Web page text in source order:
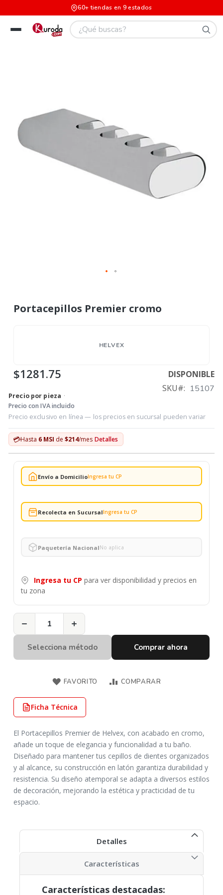
60+ tiendas en 9 estados
Portacepillos Premier cromo
HELVEX
$1281.75
DISPONIBLE
SKU
15107
Precio por pieza ·
Precio con IVA incluido
Precio exclusivo en línea — los precios en sucursal pueden variar
💳Hasta 6 MSI de $214/mes Detalles
Envío a DomicilioIngresa tu CP
Recolecta en SucursalIngresa tu CP
Paquetería NacionalNo aplica
Ingresa tu CP para ver disponibilidad y precios en
tu zona
− +
Selecciona método Comprar ahora
FAVORITO COMPARAR
Ficha Técnica
El Portacepillos Premier de Helvex, con acabado en cromo,
añade un toque de elegancia y funcionalidad a tu baño.
Diseñado para mantener tus cepillos de dientes organizados
y al alcance, su construcción en latón garantiza durabilidad y
resistencia. Su diseño atemporal se adapta a diversos estilos
de decoración, mejorando la estética y practicidad de tu
espacio.
Detalles
Características destacadas:
Características